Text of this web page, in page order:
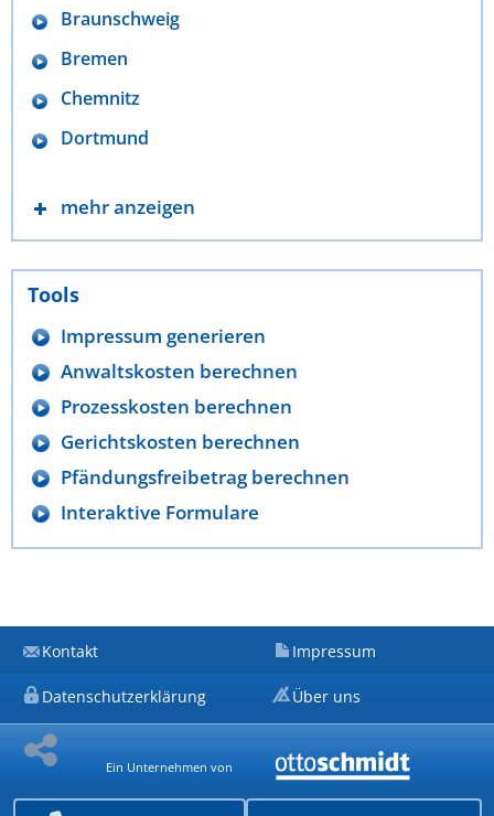
Braunschweig
Bremen
Chemnitz
Dortmund
mehr anzeigen
Tools
Impressum generieren
Anwaltskosten berechnen
Prozesskosten berechnen
Gerichtskosten berechnen
Pfändungsfreibetrag berechnen
Interaktive Formulare
Kontakt Impressum
Datenschutzerklärung Über uns
Ein Unternehmen von